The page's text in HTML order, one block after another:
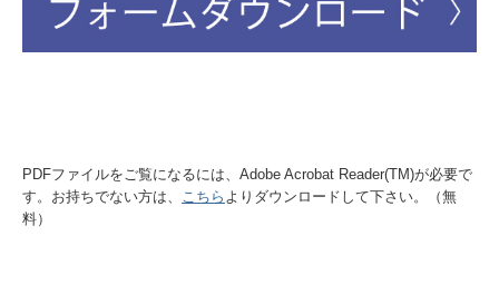
PDFファイルをご覧になるには、Adobe Acrobat Reader(TM)が必要で
す。お持ちでない方は、 こちら よりダウンロードして下さい。（無
料）